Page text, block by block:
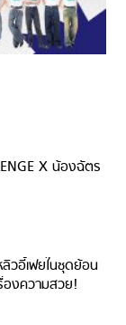
X น้องฉัตร
วอี้เฟยในชุดย้อน
องความสวย!